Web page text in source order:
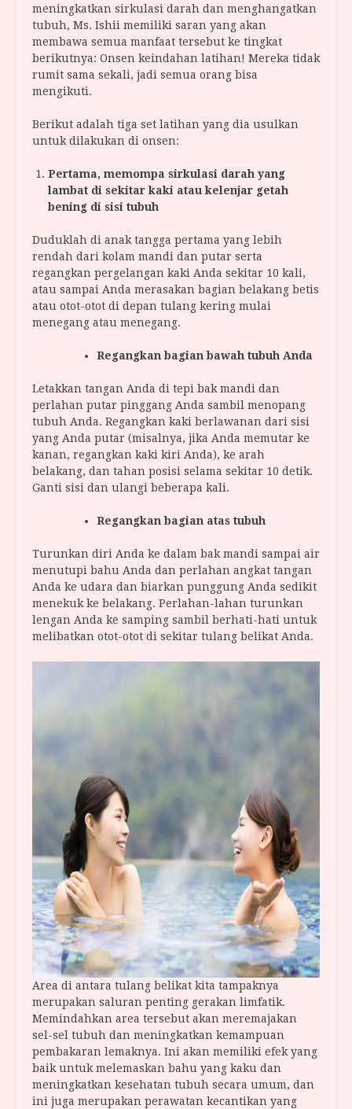
meningkatkan sirkulasi darah dan menghangatkan
tubuh, Ms. Ishii memiliki saran yang akan
membawa semua manfaat tersebut ke tingkat
berikutnya: Onsen keindahan latihan! Mereka tidak
rumit sama sekali, jadi semua orang bisa
mengikuti.
Berikut adalah tiga set latihan yang dia usulkan
untuk dilakukan di onsen:
Pertama, memompa sirkulasi darah yang
lambat di sekitar kaki atau kelenjar getah
bening di sisi tubuh
Duduklah di anak tangga pertama yang lebih
rendah dari kolam mandi dan putar serta
regangkan pergelangan kaki Anda sekitar 10 kali,
atau sampai Anda merasakan bagian belakang betis
atau otot-otot di depan tulang kering mulai
menegang atau menegang.
Regangkan bagian bawah tubuh Anda
Letakkan tangan Anda di tepi bak mandi dan
perlahan putar pinggang Anda sambil menopang
tubuh Anda. Regangkan kaki berlawanan dari sisi
yang Anda putar (misalnya, jika Anda memutar ke
kanan, regangkan kaki kiri Anda), ke arah
belakang, dan tahan posisi selama sekitar 10 detik.
Ganti sisi dan ulangi beberapa kali.
Regangkan bagian atas tubuh
Turunkan diri Anda ke dalam bak mandi sampai air
menutupi bahu Anda dan perlahan angkat tangan
Anda ke udara dan biarkan punggung Anda sedikit
menekuk ke belakang. Perlahan-lahan turunkan
lengan Anda ke samping sambil berhati-hati untuk
melibatkan otot-otot di sekitar tulang belikat Anda.
Area di antara tulang belikat kita tampaknya
merupakan saluran penting gerakan limfatik.
Memindahkan area tersebut akan meremajakan
sel-sel tubuh dan meningkatkan kemampuan
pembakaran lemaknya. Ini akan memiliki efek yang
baik untuk melemaskan bahu yang kaku dan
meningkatkan kesehatan tubuh secara umum, dan
ini juga merupakan perawatan kecantikan yang